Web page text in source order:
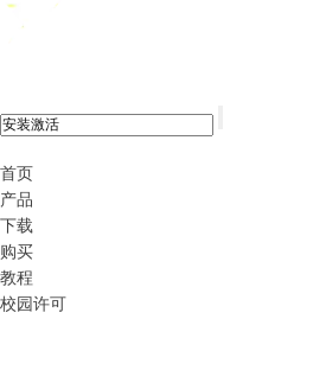
首页
产品
下载
购买
教程
校园许可